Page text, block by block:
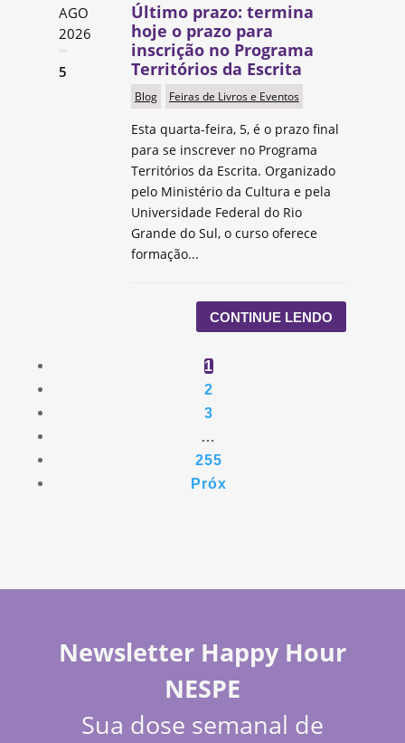
AGO
2026
5
Último prazo: termina
hoje o prazo para
inscrição no Programa
Territórios da Escrita
Blog Feiras de Livros e Eventos
Esta quarta-feira, 5, é o prazo final
para se inscrever no Programa
Territórios da Escrita. Organizado
pelo Ministério da Cultura e pela
Universidade Federal do Rio
Grande do Sul, o curso oferece
formação...
CONTINUE LENDO
1
2
3
…
255
Próx
Newsletter Happy Hour
NESPE
Sua dose semanal de